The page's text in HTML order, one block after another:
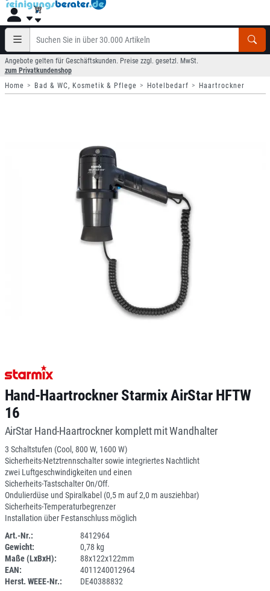
Angebote gelten für Geschäftskunden. Preise zzgl. gesetzl. MwSt.
zum Privatkundenshop
Home
Bad & WC, Kosmetik & Pflege Hotelbedarf Haartrockner
Hand-Haartrockner Starmix AirStar HFTW
16
AirStar Hand-Haartrockner komplett mit Wandhalter
3 Schaltstufen (Cool, 800 W, 1600 W)
Sicherheits-Netztrennschalter sowie integriertes Nachtlicht
zwei Luftgeschwindigkeiten und einen
Sicherheits-Tastschalter On/Off.
Ondulierdüse und Spiralkabel (0,5 m auf 2,0 m ausziehbar)
Sicherheits-Temperaturbegrenzer
Installation über Festanschluss möglich
Art.-Nr.:
8412964
Gewicht:
0,78 kg
Maße (LxBxH):
88x122x122mm
EAN:
4011240012964
Herst. WEEE-Nr.:
DE40388832